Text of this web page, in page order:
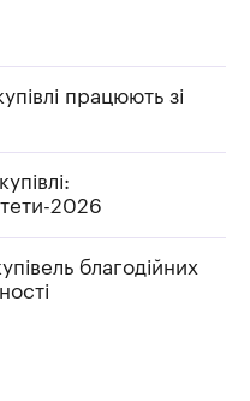
працюють зі
2026
благодійних